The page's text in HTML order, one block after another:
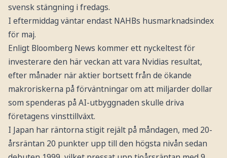
svensk stängning i fredags.
I eftermiddag väntar endast NAHBs husmarknadsindex
för maj.
Enligt Bloomberg News kommer ett nyckeltest för
investerare den här veckan att vara Nvidias resultat,
efter månader när aktier bortsett från de ökande
makroriskerna på förväntningar om att miljarder dollar
som spenderas på AI-utbyggnaden skulle driva
företagens vinsttillväxt.
I Japan har räntorna stigit rejält på måndagen, med 20-
årsräntan 20 punkter upp till den högsta nivån sedan